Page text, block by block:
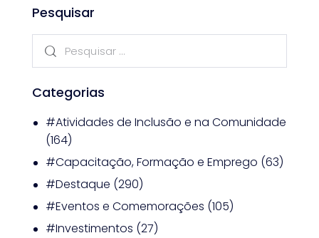
Pesquisar
Categorias
#Atividades de Inclusão e na Comunidade
(164)
#Capacitação, Formação e Emprego (63)
#Destaque (290)
#Eventos e Comemorações (105)
#Investimentos (27)